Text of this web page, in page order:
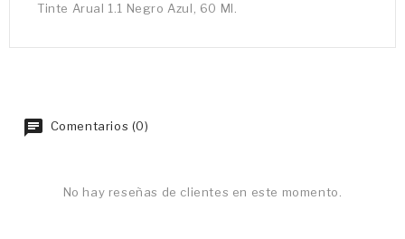
Tinte Arual 1.1 Negro Azul, 60 Ml.
Comentarios (0)
No hay reseñas de clientes en este momento.